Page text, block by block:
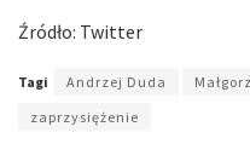
Źródło: Twitter
Tagi Andrzej Duda
zaprzysiężenie